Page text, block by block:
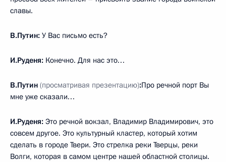
славы.
В.Путин: У Вас письмо есть?
И.Руденя: Конечно. Для нас это…
В.Путин (просматривая презентацию):Про речной порт Вы
мне уже сказали…
И.Руденя: Это речной вокзал, Владимир Владимирович, это
совсем другое. Это культурный кластер, который хотим
сделать в городе Твери. Это стрелка реки Тверцы, реки
Волги, которая в самом центре нашей областной столицы.